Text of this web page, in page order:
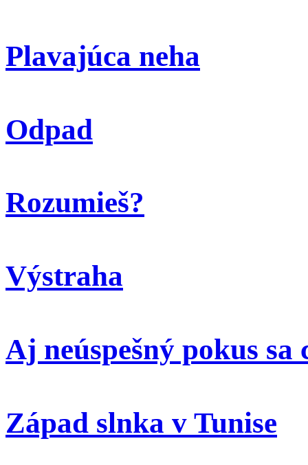
Plavajúca neha
Odpad
Rozumieš?
Výstraha
Aj neúspešný pokus sa
Západ slnka v Tunise